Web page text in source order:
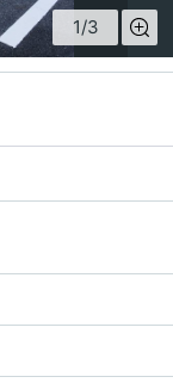
1/3